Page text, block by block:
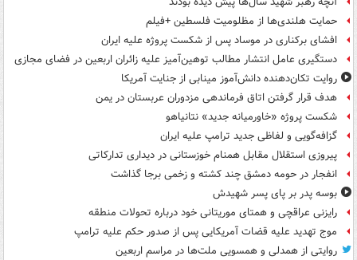
حمایت هلندی‌ها از مظلومیت فلسطین +فیلم
افشای برکناری در موساد پس از شکست پروژه علیه ایران
دستگیری عامل انتشار مطالب توهین‌آمیز علیه زائران اربعین در فضای مجازی
روایت تکان‌دهنده دانش‌آموز مینابی از جنایت آمریکا
هدف قرار گرفتن اتاق‌ فرماندهی مزدوران عربستان در یمن
شکست پروژه «خاورمیانه جدید» نتانیاهو
گزافه‌گویی و لفاظی جدید ترامپ علیه ایران
پیروزی استقلال مقابل همنام خوزستانی در دیداری تدارکاتی
انفجار در حومه دمشق چند کشته و زخمی برجا گذاشت
بوسه‌ پدر بر پای پسر شهیدش
رایزنی عراقچی و همتای موریتانی خود درباره تحولات منطقه
موج تهدید علیه قضات آمریکایی پس از صدور حکم علیه ترامپ
روایتی از همدلی و همسویی ملت‌ها در مراسم اربعین